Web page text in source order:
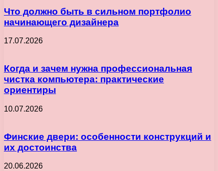
Что должно быть в сильном портфолио
начинающего дизайнера
17.07.2026
Когда и зачем нужна профессиональная
чистка компьютера: практические
ориентиры
10.07.2026
Финские двери: особенности конструкций и
их достоинства
20.06.2026